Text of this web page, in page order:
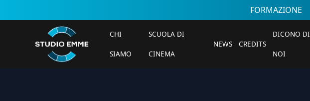
FORMAZIONE
CHI
SIAMO
SCUOLA DI
CINEMA
NEWS CREDITS
DICONO DI
NOI